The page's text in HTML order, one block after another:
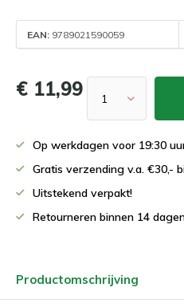
EAN: 9789021590059
€ 11,99
Op werkdagen voor 19:30
Gratis verzending v.a. €30,-
Uitstekend verpakt!
Retourneren binnen 14
Productomschrijving